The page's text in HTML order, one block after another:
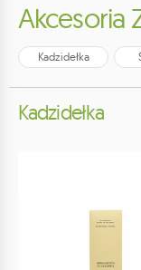
Akcesoria
Kadzidełka
Kadzidełka